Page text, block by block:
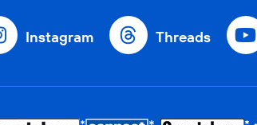
Instagram Threads